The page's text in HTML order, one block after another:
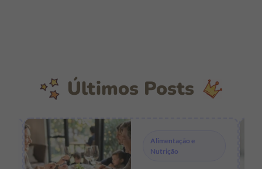
Últimos Posts
Alimentação e
Nutrição